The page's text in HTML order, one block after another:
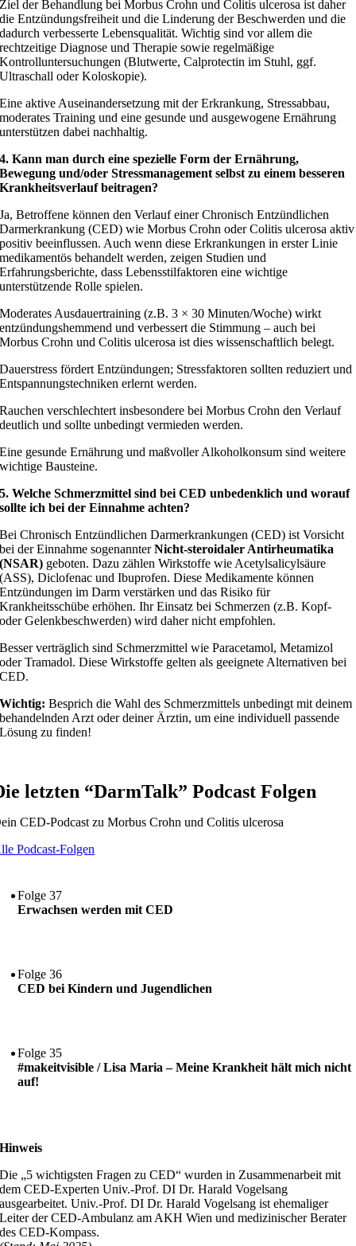
Ziel der Behandlung bei Morbus Crohn und Colitis ulcerosa ist daher
die Entzündungsfreiheit und die Linderung der Beschwerden und die
dadurch verbesserte Lebensqualität. Wichtig sind vor allem die
rechtzeitige Diagnose und Therapie sowie regelmäßige
Kontrolluntersuchungen (Blutwerte, Calprotectin im Stuhl, ggf.
Ultraschall oder Koloskopie).
Eine aktive Auseinandersetzung mit der Erkrankung, Stressabbau,
moderates Training und eine gesunde und ausgewogene Ernährung
unterstützen dabei nachhaltig.
4. Kann man durch eine spezielle Form der Ernährung,
Bewegung und/oder Stressmanagement selbst zu einem besseren
Krankheitsverlauf beitragen?
Ja, Betroffene können den Verlauf einer Chronisch Entzündlichen
Darmerkrankung (CED) wie Morbus Crohn oder Colitis ulcerosa aktiv
positiv beeinflussen. Auch wenn diese Erkrankungen in erster Linie
medikamentös behandelt werden, zeigen Studien und
Erfahrungsberichte, dass Lebensstilfaktoren eine wichtige
unterstützende Rolle spielen.
Moderates Ausdauertraining (z.B. 3 × 30 Minuten/Woche) wirkt
entzündungshemmend und verbessert die Stimmung – auch bei
Morbus Crohn und Colitis ulcerosa ist dies wissenschaftlich belegt.
Dauerstress fördert Entzündungen; Stressfaktoren sollten reduziert und
Entspannungstechniken erlernt werden.
Rauchen verschlechtert insbesondere bei Morbus Crohn den Verlauf
deutlich und sollte unbedingt vermieden werden.
Eine gesunde Ernährung und maßvoller Alkoholkonsum sind weitere
wichtige Bausteine.
5. Welche Schmerzmittel sind bei CED unbedenklich und worauf
sollte ich bei der Einnahme achten?
Bei Chronisch Entzündlichen Darmerkrankungen (CED) ist Vorsicht
bei der Einnahme sogenannterNicht-steroidaler Antirheumatika
(NSAR) geboten. Dazu zählen Wirkstoffe wie Acetylsalicylsäure
(ASS), Diclofenac und Ibuprofen. Diese Medikamente können
Entzündungen im Darm verstärken und das Risiko für
Krankheitsschübe erhöhen. Ihr Einsatz bei Schmerzen (z.B. Kopf-
oder Gelenkbeschwerden) wird daher nicht empfohlen.
Besser verträglich sind Schmerzmittel wie Paracetamol, Metamizol
oder Tramadol. Diese Wirkstoffe gelten als geeignete Alternativen bei
CED.
Wichtig: Besprich die Wahl des Schmerzmittels unbedingt mit deinem
behandelnden Arzt oder deiner Ärztin, um eine individuell passende
Lösung zu finden!
letzten “DarmTalk” Podcast Folgen
CED-Podcast zu Morbus Crohn und Colitis ulcerosa
Podcast-Folgen
Folge 37
Erwachsen werden mit CED
Folge 36
CED bei Kindern und Jugendlichen
Folge 35
#makeitvisible / Lisa Maria – Meine Krankheit hält mich nicht
auf!
Hinweis
Die „5 wichtigsten Fragen zu CED“ wurden in Zusammenarbeit mit
dem CED-Experten Univ.-Prof. DI Dr. Harald Vogelsang
ausgearbeitet. Univ.-Prof. DI Dr. Harald Vogelsang ist ehemaliger
Leiter der CED-Ambulanz am AKH Wien und medizinischer Berater
des CED-Kompass.